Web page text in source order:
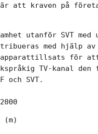
att kraven på
utanför SVT
med hjälp
för att
TV-kanal den
och SVT.
(m)